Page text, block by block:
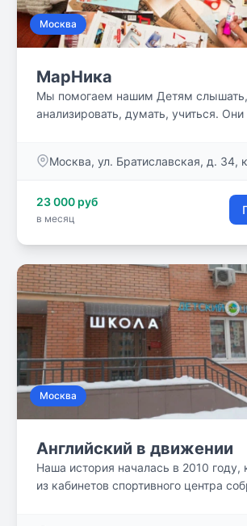
Москва
МарНика
Мы помогаем нашим Детям слышать,
анализировать, думать, учиться. Они
Москва, ул. Братиславская, д. 34,
23 000 руб
в месяц
Москва
Английский в движении
Наша история началась в 2010 году,
из кабинетов спортивного центра